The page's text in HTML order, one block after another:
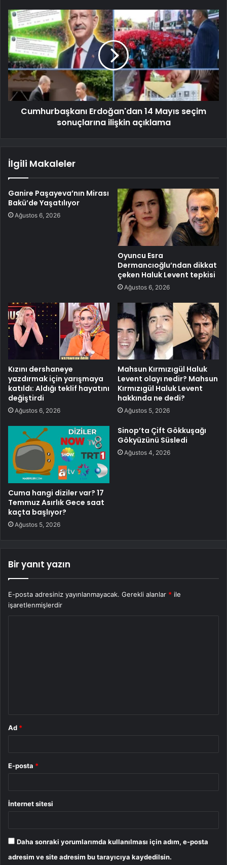
Cumhurbaşkanı Erdoğan'dan 14 Mayıs seçim
sonuçlarına ilişkin açıklama
İlgili Makaleler
Ganire Paşayeva’nın Mirası
Bakü’de Yaşatılıyor
Ağustos 6, 2026
Oyuncu Esra
Dermancıoğlu’ndan dikkat
çeken Haluk Levent tepkisi
Ağustos 6, 2026
Kızını dershaneye
yazdırmak için yarışmaya
katıldı: Aldığı teklif hayatını
değiştirdi
Ağustos 6, 2026
Mahsun Kırmızıgül Haluk
Levent olayı nedir? Mahsun
Kırmızıgül Haluk Levent
hakkında ne dedi?
Ağustos 5, 2026
Cuma hangi diziler var? 17
Temmuz Asırlık Gece saat
kaçta başlıyor?
Ağustos 5, 2026
Sinop’ta Çift Gökkuşağı
Gökyüzünü Süsledi
Ağustos 4, 2026
Bir yanıt yazın
E-posta adresiniz yayınlanmayacak. Gerekli alanlar * ile
işaretlenmişlerdir
Ad *
E-posta *
İnternet sitesi
Daha sonraki yorumlarımda kullanılması için adım, e-posta
adresim ve site adresim bu tarayıcıya kaydedilsin.